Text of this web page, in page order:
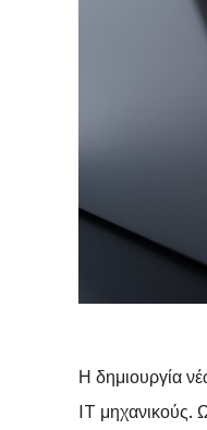
Η δημιουργία
IT μηχανικούς.